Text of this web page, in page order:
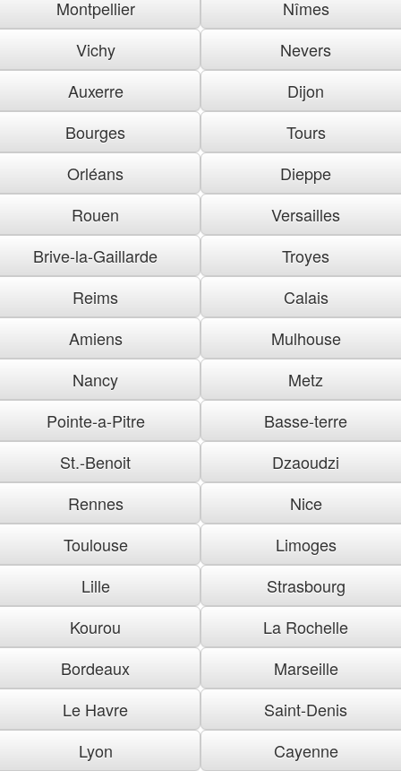
Montpellier
Nîmes
Vichy
Nevers
Auxerre
Dijon
Bourges
Tours
Orléans
Dieppe
Rouen
Versailles
Brive-la-Gaillarde
Troyes
Reims
Calais
Amiens
Mulhouse
Nancy
Metz
Pointe-a-Pitre
Basse-terre
St.-Benoit
Dzaoudzi
Rennes
Nice
Toulouse
Limoges
Lille
Strasbourg
Kourou
La Rochelle
Bordeaux
Marseille
Le Havre
Saint-Denis
Lyon
Cayenne